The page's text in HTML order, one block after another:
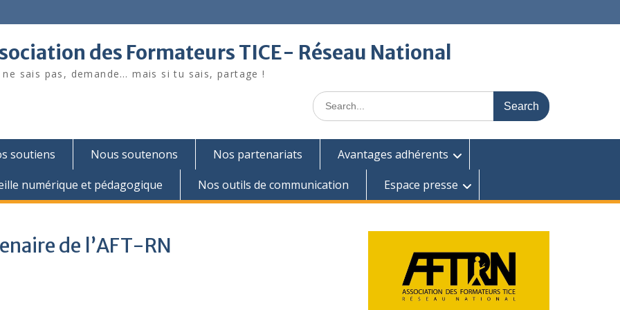
des Formateurs TICE- Réseau National
ne sais pas, demande… mais si tu sais, partage !
Search
for:
soutiens Nous soutenons Nos partenariats
Avantages adhérents
numérique et pédagogique Nos outils de communication Espace presse
de l’AFT-RN